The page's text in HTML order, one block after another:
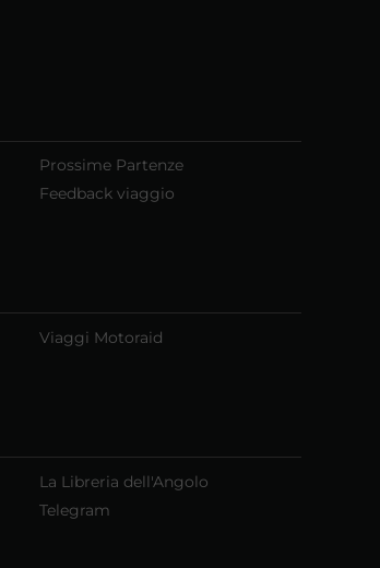
Prossime Partenze
Feedback viaggio
Viaggi Motoraid
La Libreria dell'Angolo
Telegram